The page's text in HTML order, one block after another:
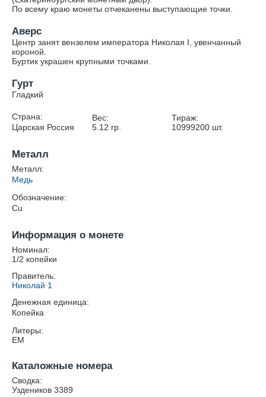
По всему краю монеты отчеканены выступающие точки.
Аверс
Центр занят вензелем императора Николая I, увенчанный
короной.
Буртик украшен крупными точками.
Гурт
Гладкий
Страна:
Царская Россия
Вес:
5.12 гр.
Тираж:
10999200 шт.
Металл
Металл:
Медь
Обозначение:
Cu
Информация о монете
Номинал:
1/2 копейки
Правитель:
Николай 1
Денежная единица:
Копейка
Литеры:
ЕМ
Каталожные номера
Сводка:
Уздеников 3389